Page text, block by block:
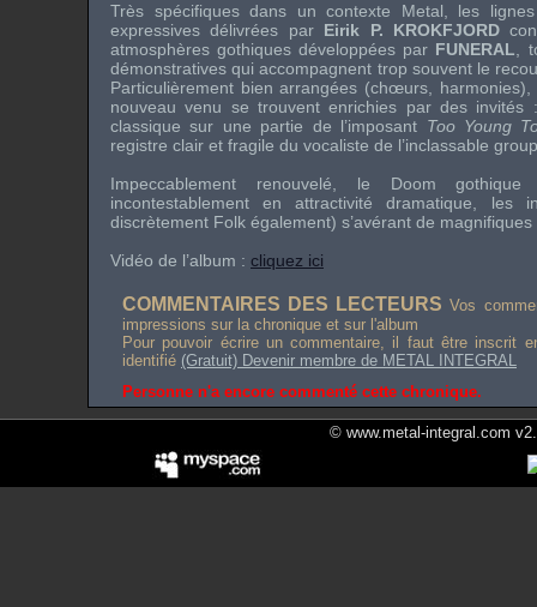
Très spécifiques dans un contexte Metal, les
expressives délivrées par Eirik P. KROKFJORD
atmosphères gothiques développées par FUNERAL ,
démonstratives qui accompagnent trop souvent le
Particulièrement bien arrangées (chœurs,
nouveau venu se trouvent enrichies par des invités
classique sur une partie de l’imposant Too Young
registre clair et fragile du vocaliste de l’inclassable
Impeccablement renouvelé, le Doom
incontestablement en attractivité dramatique, les
discrètement Folk également) s’avérant de
Vidéo de l’album : cliquez ici
COMMENTAIRES DES LECTEURS Vos
impressions sur la chronique et sur l'album
Pour pouvoir écrire un commentaire, il faut être inscrit
identifié (Gratuit) Devenir membre de METAL INTEGRAL
Personne n'a encore commenté cette chronique.
© www.metal-integral.com